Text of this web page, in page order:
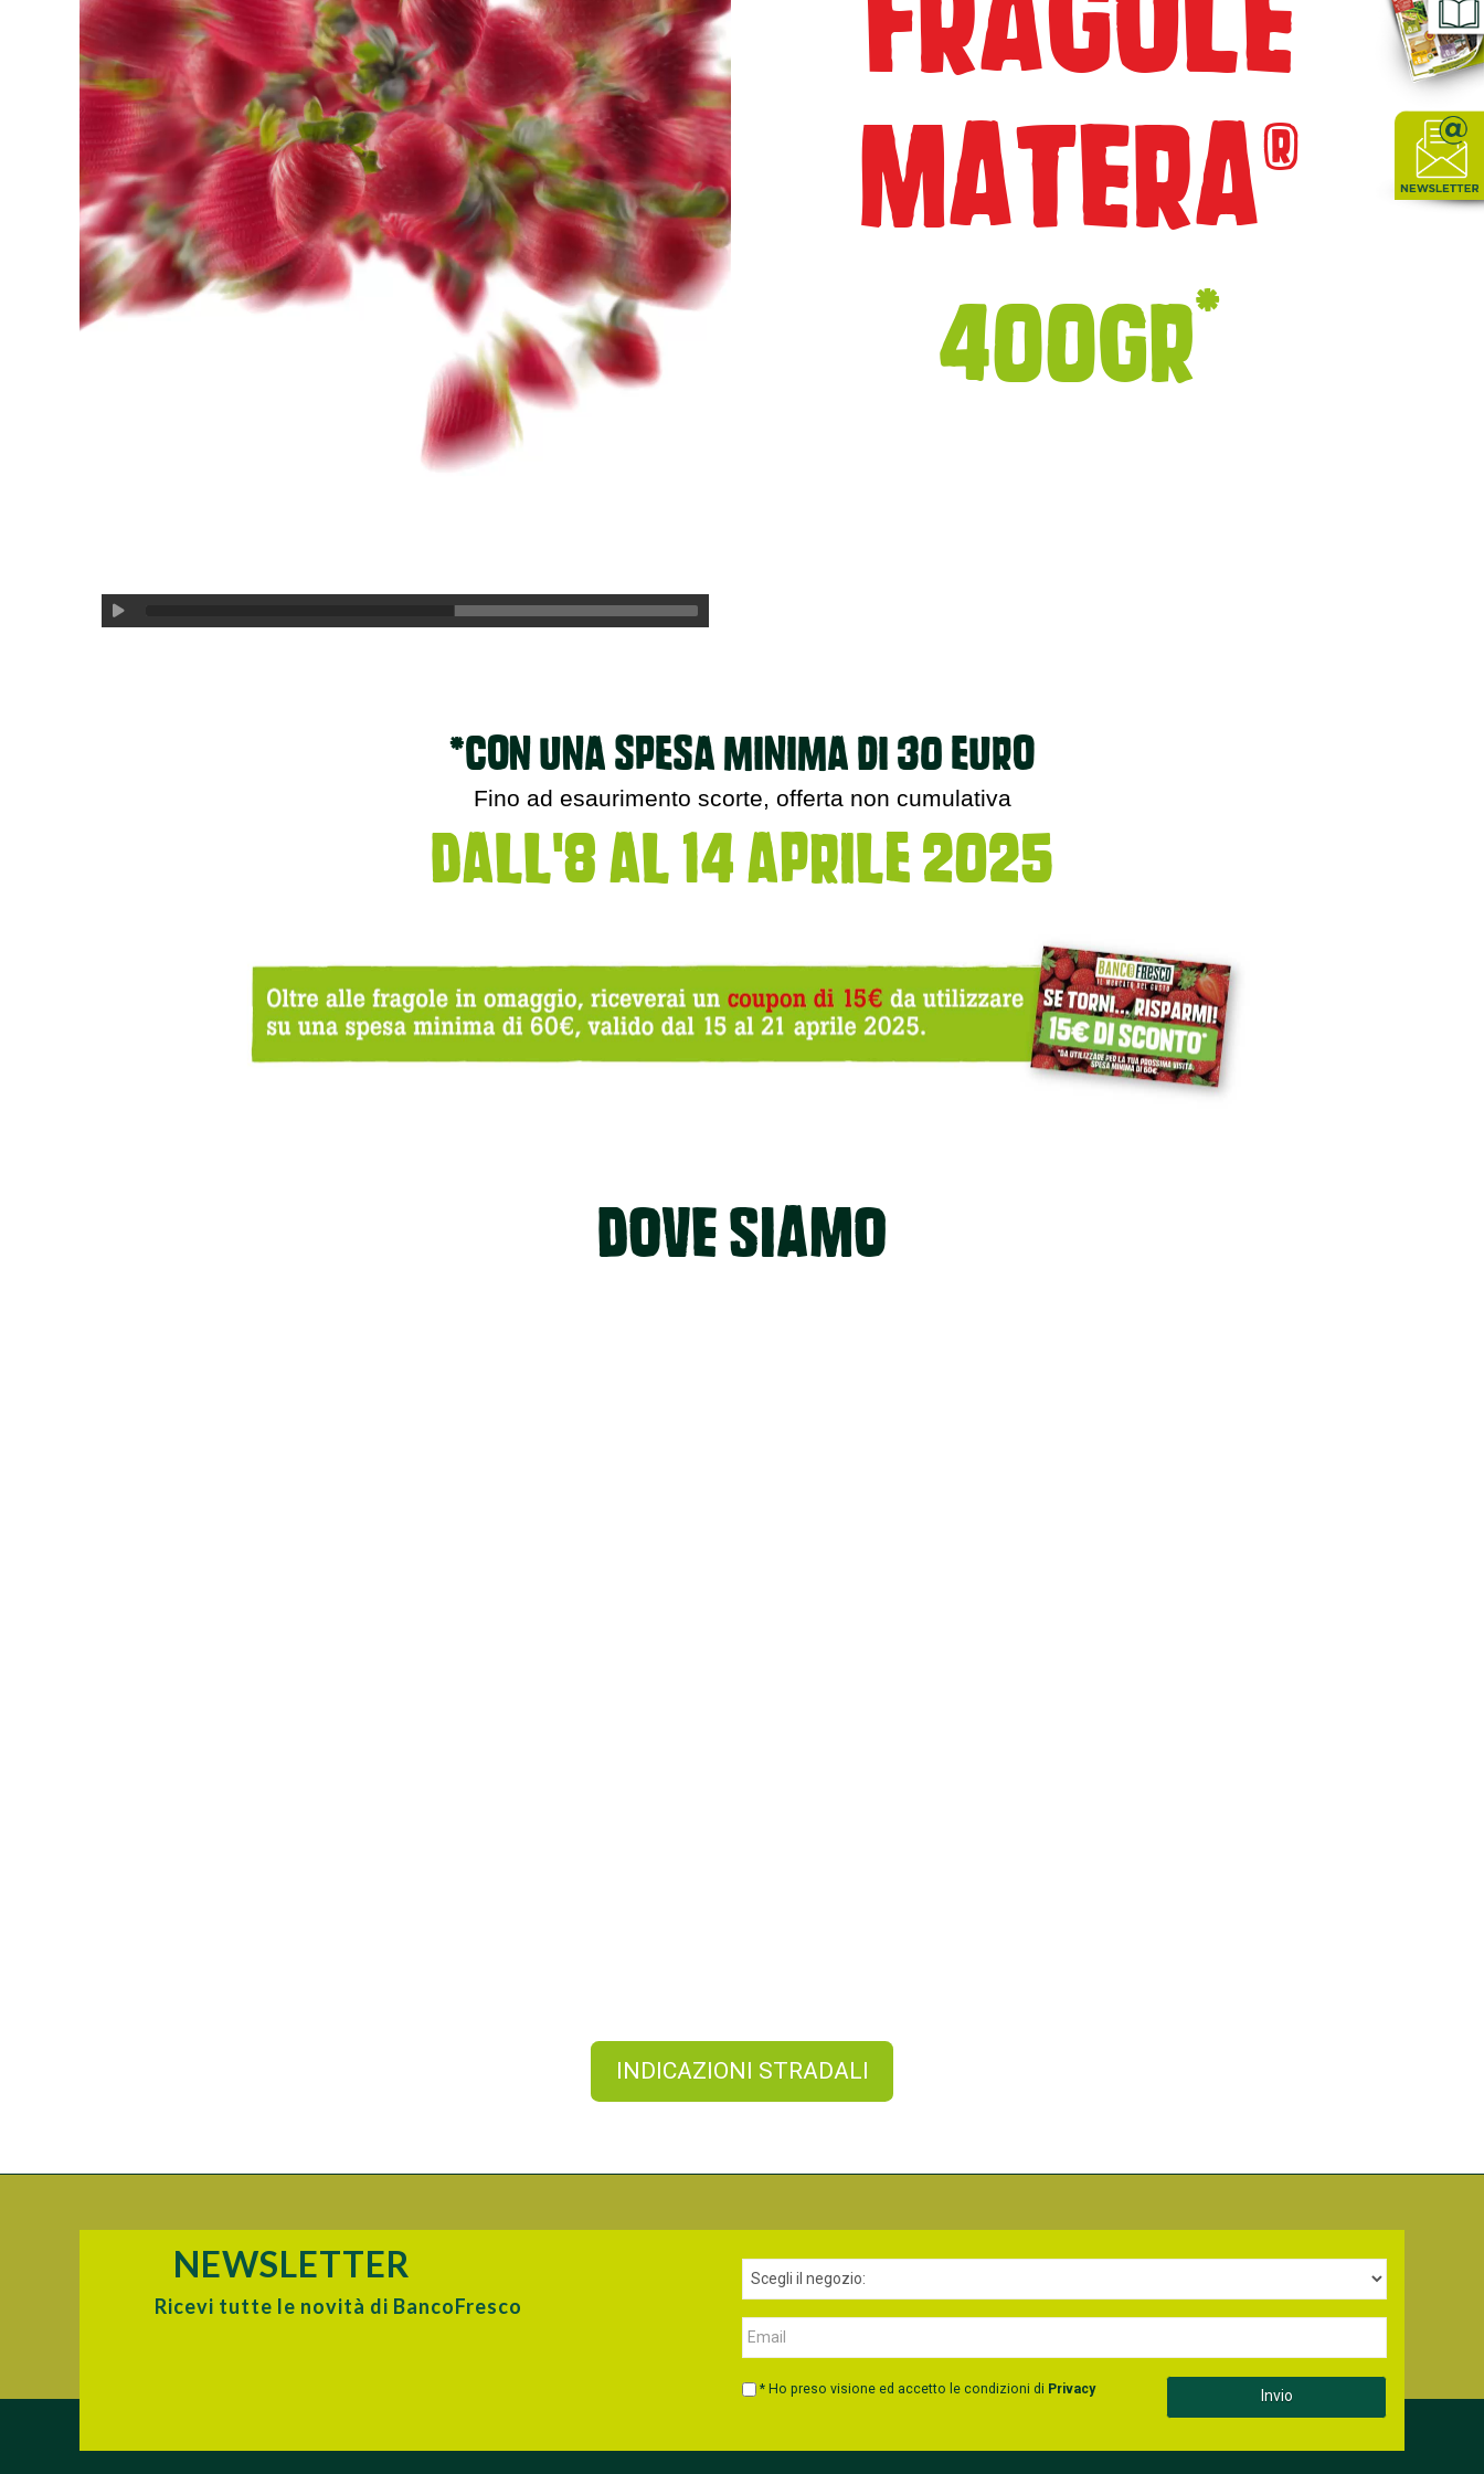
MATERA®
400GR*
*con una spesa minima di 30 euro
Fino ad esaurimento scorte, offerta non cumulativa
Dall'8 al 14 aprile 2025
DOVE SIAMO
INDICAZIONI STRADALI
NEWSLETTER
Ricevi tutte le novità di BancoFresco
* Ho preso visione ed accetto le condizioni di Privacy